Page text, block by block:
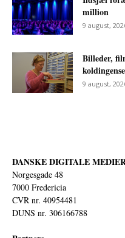
million
9 august,
Billeder,
9 august,
DANSKE DIGITALE
Norgesgade 48
7000 Fredericia
CVR nr. 40954481
DUNS nr. 306166788